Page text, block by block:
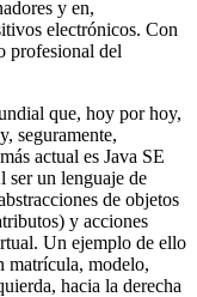
y en,
electrónicos. Con
profesional del
que, hoy por hoy,
seguramente,
actual es Java SE
ser un lenguaje de
de objetos
y acciones
Un ejemplo de ello
matrícula, modelo,
hacia la derecha